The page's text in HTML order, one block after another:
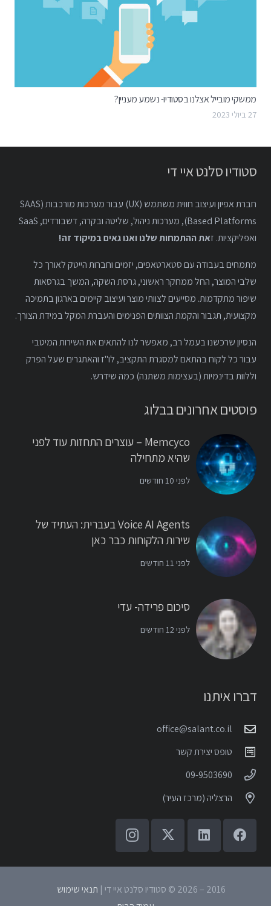
ממשקי מובייל אצלנו בסטודיו- נשמע מעניין?
27 ביולי 2023
סטודיו סלנט איי די
חברת אפיון ועיצוב חווית משתמש (UX) עבור מערכות מורכבות (SAAS
Based Platforms), מערכות ניהול, שליטה ובקרה, דשבורדים, SaaS
ואפליקציות. זאת ההתמחות שלנו ואנו גאים במיקוד זה!
מתמחים בעבודה עם סטארטאפים, יזמים וחברות הייטק לאורך כל
שלבי המוצר, החל ממחקר ראשוני, גרסת השקה, המשך בגרסאות
שיפור מתקדמות. מסייעים לצוותי מוצר ועיצוב קיימים בארגון בתמיכה
מקצועית, תגבור והקמת הצוותים הפנימים והעברת המקל במידת הצורך.
הנסיון שרכשנו בעמל רב, מאפשר לנו להתאים את השירות המיטבי
עבור כל לקוח בהתאם למסגרת התקציב, לו"ז והאתגרים שעל הפרק
וללוות בדינמיות (בעצימות משתנה) כמה שידרש.
פוסטים אחרונים בבלוג
Memcyco – עוצרים התחזות עוד לפני
שהיא מתחילה
לפני 10 חודשים
Voice AI Agents בעברית: העתיד של
שירות הלקוחות כבר כאן
לפני 11 חודשים
סיכום פרידה- עדי
לפני 12 חודשים
דברו איתנו
office@salant.co.il
טופס יצירת קשר
09-9503690
הרצליה (מרכז העיר)
2016 – 2026 © סטודיו סלנט איי די |
תנאי שימוש